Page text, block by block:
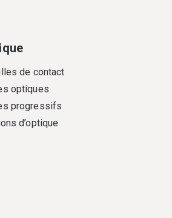
de contact
optiques
progressifs
d’optique